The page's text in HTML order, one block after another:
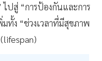
ปสู่ “การป้องกันและการ
ทั้ง “ช่วงเวลาที่มีสุขภาพ